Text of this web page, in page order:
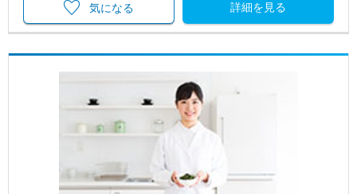
詳細を見る
気になる